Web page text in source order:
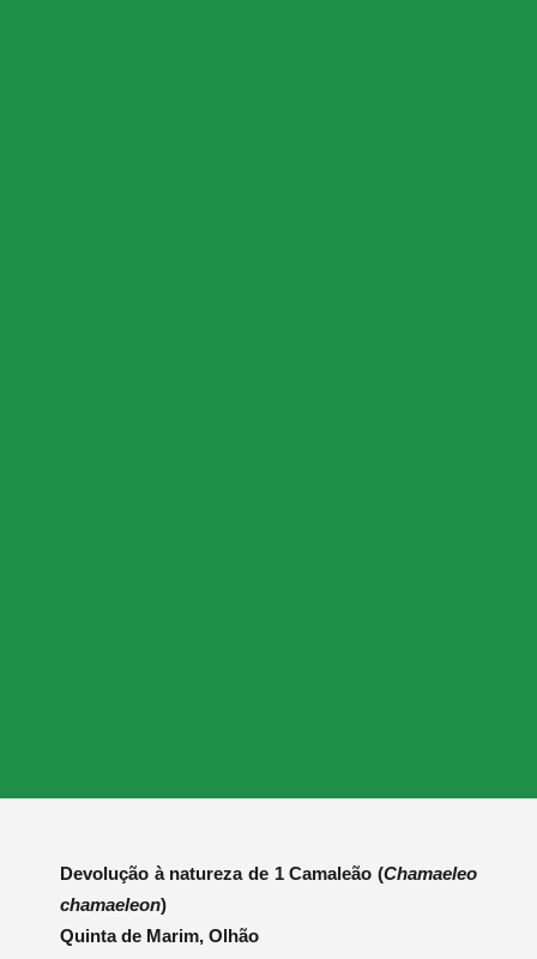
Devolução à natureza de 1 Camaleão (Chamaeleo
chamaeleon)
Quinta de Marim, Olhão